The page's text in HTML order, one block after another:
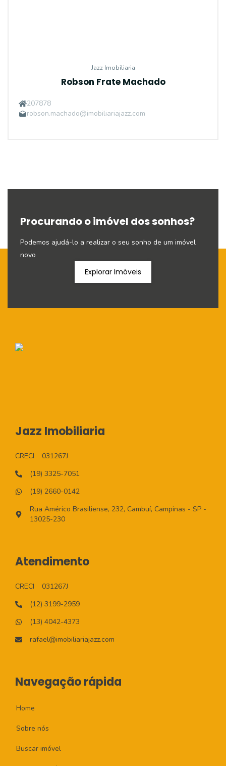
Jazz Imobiliaria
Robson Frate Machado
207878
robson.machado@imobiliariajazz.com
Procurando o imóvel dos sonhos?
Podemos ajudá-lo a realizar o seu sonho de um imóvel
novo
Explorar Imóveis
Jazz Imobiliaria
CRECI
031267J
(19) 3325-7051
(19) 2660-0142
Rua Américo Brasiliense, 232, Cambuí, Campinas - SP -
13025-230
Atendimento
CRECI
031267J
(12) 3199-2959
(13) 4042-4373
rafael@imobiliariajazz.com
Navegação rápida
Home
Sobre nós
Buscar imóvel